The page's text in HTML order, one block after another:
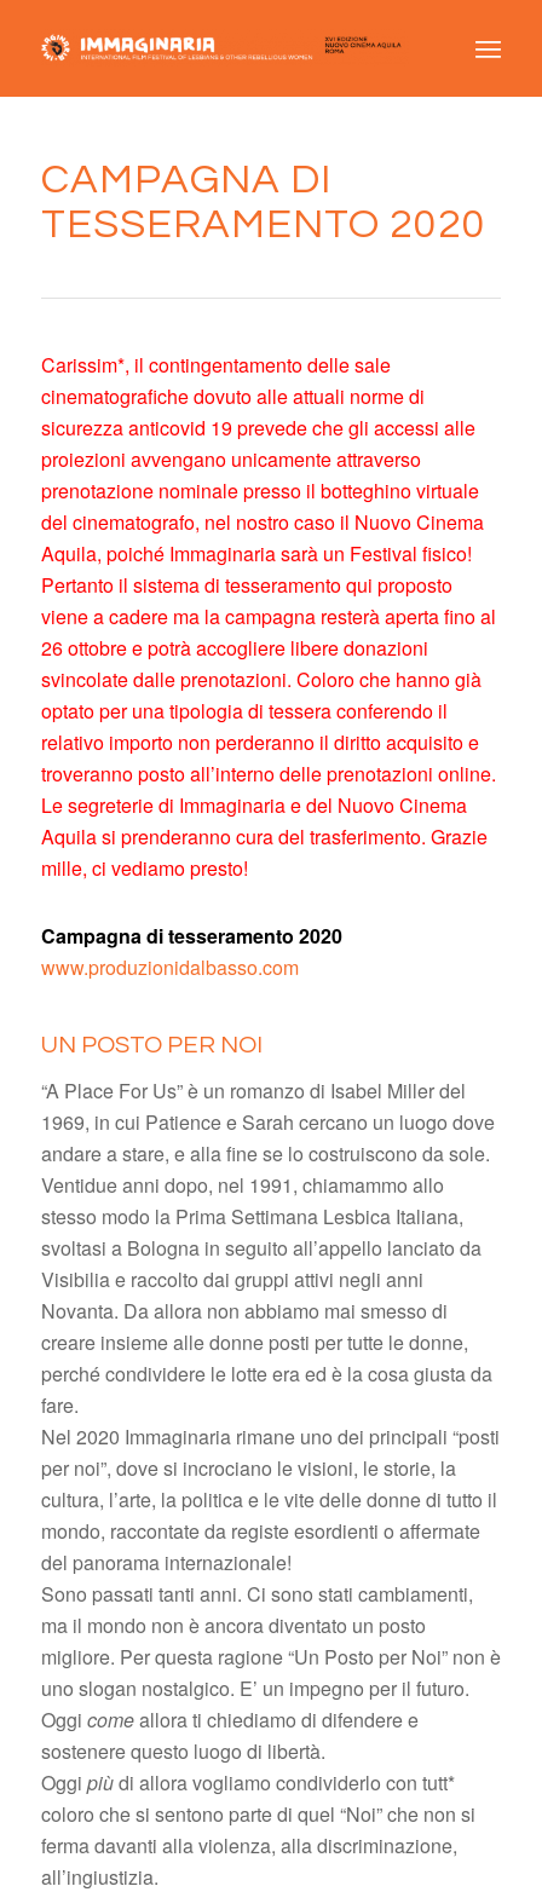
CAMPAGNA DI
TESSERAMENTO 2020
Carissim*, il contingentamento delle sale
cinematografiche dovuto alle attuali norme di
sicurezza anticovid 19 prevede che gli accessi alle
proiezioni avvengano unicamente attraverso
prenotazione nominale presso il botteghino virtuale
del cinematografo, nel nostro caso il Nuovo Cinema
Aquila, poiché Immaginaria sarà un Festival fisico!
Pertanto il sistema di tesseramento qui proposto
viene a cadere ma la campagna resterà aperta fino al
26 ottobre e potrà accogliere libere donazioni
svincolate dalle prenotazioni. Coloro che hanno già
optato per una tipologia di tessera conferendo il
relativo importo non perderanno il diritto acquisito e
troveranno posto all’interno delle prenotazioni online.
Le segreterie di Immaginaria e del Nuovo Cinema
Aquila si prenderanno cura del trasferimento. Grazie
mille, ci vediamo presto!
Campagna di tesseramento 2020
www.produzionidalbasso.com
UN POSTO PER NOI
“A Place For Us” è un romanzo di Isabel Miller del
1969, in cui Patience e Sarah cercano un luogo dove
andare a stare, e alla fine se lo costruiscono da sole.
Ventidue anni dopo, nel 1991, chiamammo allo
stesso modo la Prima Settimana Lesbica Italiana,
svoltasi a Bologna in seguito all’appello lanciato da
Visibilia e raccolto dai gruppi attivi negli anni
Novanta. Da allora non abbiamo mai smesso di
creare insieme alle donne posti per tutte le donne,
perché condividere le lotte era ed è la cosa giusta da
fare.
Nel 2020 Immaginaria rimane uno dei principali “posti
per noi”, dove si incrociano le visioni, le storie, la
cultura, l’arte, la politica e le vite delle donne di tutto il
mondo, raccontate da registe esordienti o affermate
del panorama internazionale!
Sono passati tanti anni. Ci sono stati cambiamenti,
ma il mondo non è ancora diventato un posto
migliore. Per questa ragione “Un Posto per Noi” non è
uno slogan nostalgico. E’ un impegno per il futuro.
Oggi comeallora ti chiediamo di difendere e
sostenere questo luogo di libertà.
Oggi piùdi allora vogliamo condividerlo con tutt*
coloro che si sentono parte di quel “Noi” che non si
ferma davanti alla violenza, alla discriminazione,
all’ingiustizia.